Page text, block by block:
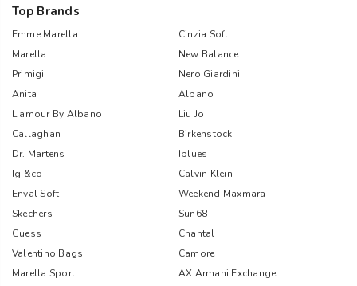
Top Brands
Emme Marella
Cinzia Soft
Marella
New Balance
Primigi
Nero Giardini
Anita
Albano
L'amour By Albano
Liu Jo
Callaghan
Birkenstock
Dr. Martens
Iblues
Igi&co
Calvin Klein
Enval Soft
Weekend Maxmara
Skechers
Sun68
Guess
Chantal
Valentino Bags
Camore
Marella Sport
AX Armani Exchange